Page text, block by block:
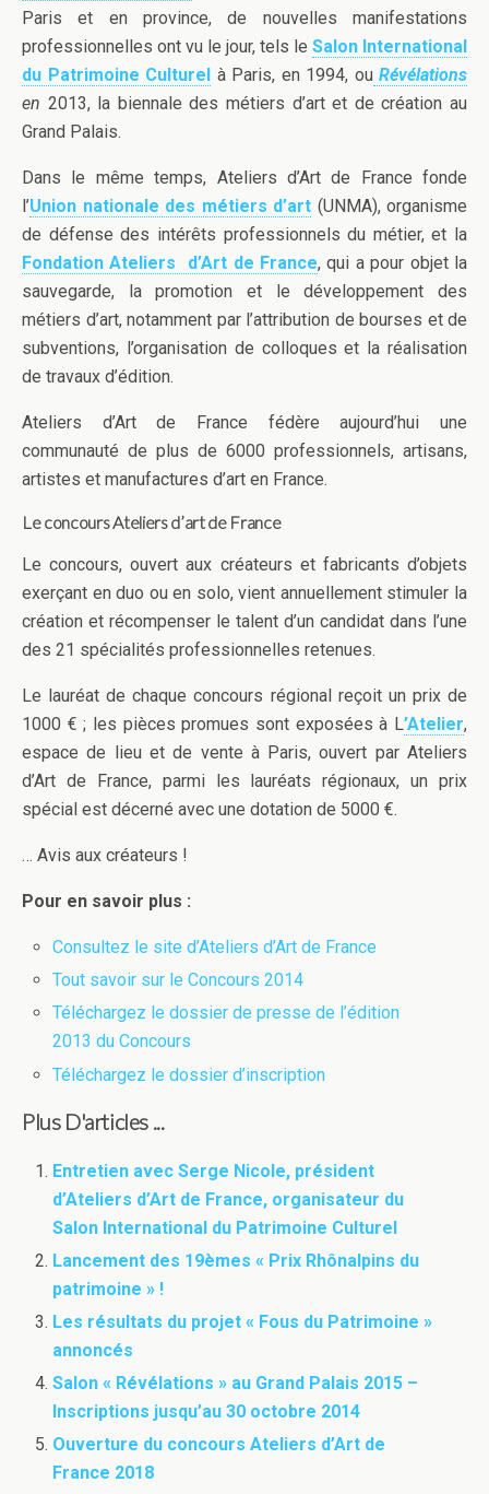
Paris et en province, de nouvelles manifestations
professionnelles ont vu le jour, tels le Salon International
du Patrimoine Culturel à Paris, en 1994, ou Révélations
en 2013, la biennale des métiers d’art et de création au
Grand Palais.
Dans le même temps, Ateliers d’Art de France fonde
l’Union nationale des métiers d’art (UNMA), organisme
de défense des intérêts professionnels du métier, et la
Fondation Ateliers d’Art de France, qui a pour objet la
sauvegarde, la promotion et le développement des
métiers d’art, notamment par l’attribution de bourses et de
subventions, l’organisation de colloques et la réalisation
de travaux d’édition.
Ateliers d’Art de France fédère aujourd’hui une
communauté de plus de 6000 professionnels, artisans,
artistes et manufactures d’art en France.
Le concours Ateliers d’art de France
Le concours, ouvert aux créateurs et fabricants d’objets
exerçant en duo ou en solo, vient annuellement stimuler la
création et récompenser le talent d’un candidat dans l’une
des 21 spécialités professionnelles retenues.
Le lauréat de chaque concours régional reçoit un prix de
1000 € ; les pièces promues sont exposées à L’Atelier,
espace de lieu et de vente à Paris, ouvert par Ateliers
d’Art de France, parmi les lauréats régionaux, un prix
spécial est décerné avec une dotation de 5000 €.
… Avis aux créateurs !
Pour en savoir plus :
Consultez le site d’Ateliers d’Art de France
Tout savoir sur le Concours 2014
Téléchargez le dossier de presse de l’édition
2013 du Concours
Téléchargez le dossier d’inscription
Plus D'articles ...
Entretien avec Serge Nicole, président
d’Ateliers d’Art de France, organisateur du
Salon International du Patrimoine Culturel
Lancement des 19èmes « Prix Rhônalpins du
patrimoine » !
Les résultats du projet « Fous du Patrimoine »
annoncés
Salon « Révélations » au Grand Palais 2015 –
Inscriptions jusqu’au 30 octobre 2014
Ouverture du concours Ateliers d’Art de
France 2018